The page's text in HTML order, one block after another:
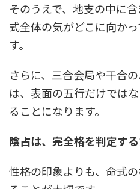
そのうえで、地支の中に
式全体の気がどこに向か
す。
さらに、三合会局や干合
は、表面の五行だけでは
ることになります。
陰占は、完全格を判定する
性格の印象よりも、命式